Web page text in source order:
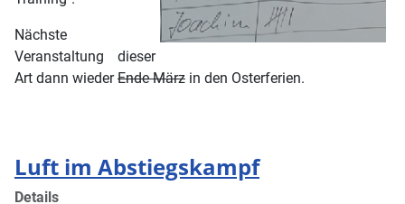
Nächste
Veranstaltung dieser
Art dann wiederEnde März in den Osterferien.
Luft im Abstiegskampf
Details